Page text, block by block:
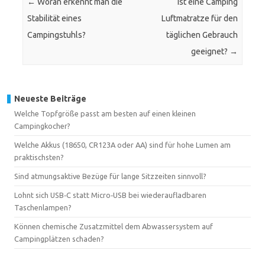
← Woran erkennt man die
Stabilität eines
Campingstuhls?
Ist eine Camping
Luftmatratze für den
täglichen Gebrauch
geeignet? →
Neueste Beiträge
Welche Topfgröße passt am besten auf einen kleinen
Campingkocher?
Welche Akkus (18650, CR123A oder AA) sind für hohe Lumen am
praktischsten?
Sind atmungsaktive Bezüge für lange Sitzzeiten sinnvoll?
Lohnt sich USB‑C statt Micro‑USB bei wiederaufladbaren
Taschenlampen?
Können chemische Zusatzmittel dem Abwassersystem auf
Campingplätzen schaden?